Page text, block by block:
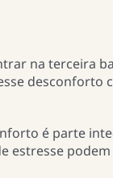
na terceira
desconforto
é parte
estresse